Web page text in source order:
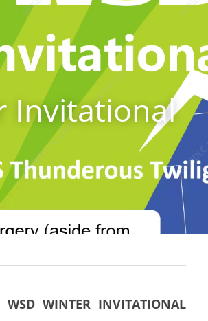
Invitational
WINTER INVITATIONAL